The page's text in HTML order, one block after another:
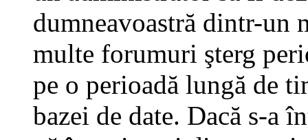
dumneavoastră dintr-un
multe forumuri şterg
pe o perioadă lungă de
bazei de date. Dacă s-a